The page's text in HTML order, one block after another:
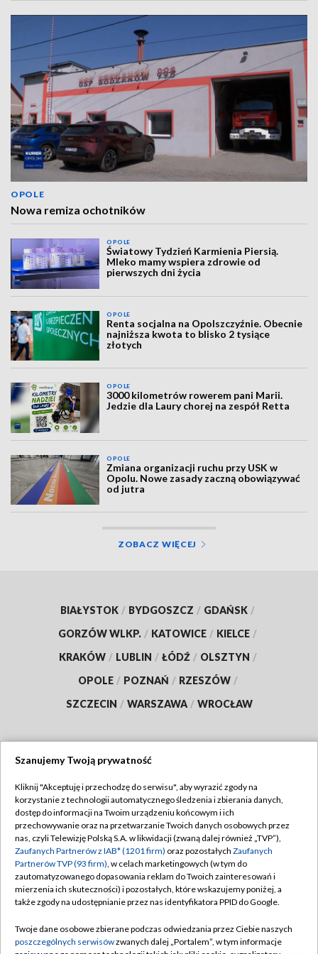
OPOLE
Nowa remiza ochotników
OPOLE
Światowy Tydzień Karmienia Piersią.
Mleko mamy wspiera zdrowie od
pierwszych dni życia
OPOLE
Renta socjalna na Opolszczyźnie. Obecnie
najniższa kwota to blisko 2 tysiące
złotych
OPOLE
3000 kilometrów rowerem pani Marii.
Jedzie dla Laury chorej na zespół Retta
OPOLE
Zmiana organizacji ruchu przy USK w
Opolu. Nowe zasady zaczną obowiązywać
od jutra
ZOBACZ WIĘCEJ
BIAŁYSTOK / BYDGOSZCZ / GDAŃSK /
GORZÓW WLKP. / KATOWICE / KIELCE /
KRAKÓW / LUBLIN / ŁÓDŹ / OLSZTYN /
OPOLE / POZNAŃ / RZESZÓW /
SZCZECIN / WARSZAWA / WROCŁAW
TVP
Abonament TVP
Emisja w TVP
Centrum informacji TVP
Naziemna Telewizja Cyfrowa
Rada Programowa
Regulamin TVP
Polityka prywatności
Moje zgody
Pomoc
Kontakt
Szanujemy Twoją prywatność
Kliknij "Akceptuję i przechodzę do serwisu", aby wyrazić zgody na
korzystanie z technologii automatycznego śledzenia i zbierania danych,
dostęp do informacji na Twoim urządzeniu końcowym i ich
przechowywanie oraz na przetwarzanie Twoich danych osobowych przez
nas, czyli Telewizję Polską S.A. w likwidacji (zwaną dalej również „TVP”),
Zaufanych Partnerów z IAB* (1201 firm) oraz pozostałych Zaufanych
Partnerów TVP (93 firm), w celach marketingowych (w tym do
zautomatyzowanego dopasowania reklam do Twoich zainteresowań i
mierzenia ich skuteczności) i pozostałych, które wskazujemy poniżej, a
także zgody na udostępnianie przez nas identyfikatora PPID do Google.
Twoje dane osobowe zbierane podczas odwiedzania przez Ciebie naszych
poszczególnych serwisówzwanych dalej „Portalem”, w tym informacje